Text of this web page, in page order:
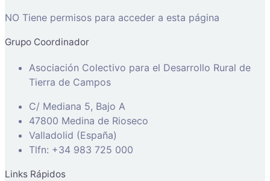
NO Tiene permisos para acceder a esta página
Grupo Coordinador
Asociación Colectivo para el Desarrollo Rural de
Tierra de Campos
C/ Mediana 5, Bajo A
47800 Medina de Rioseco
Valladolid (España)
Tlfn: +34 983 725 000
Links Rápidos